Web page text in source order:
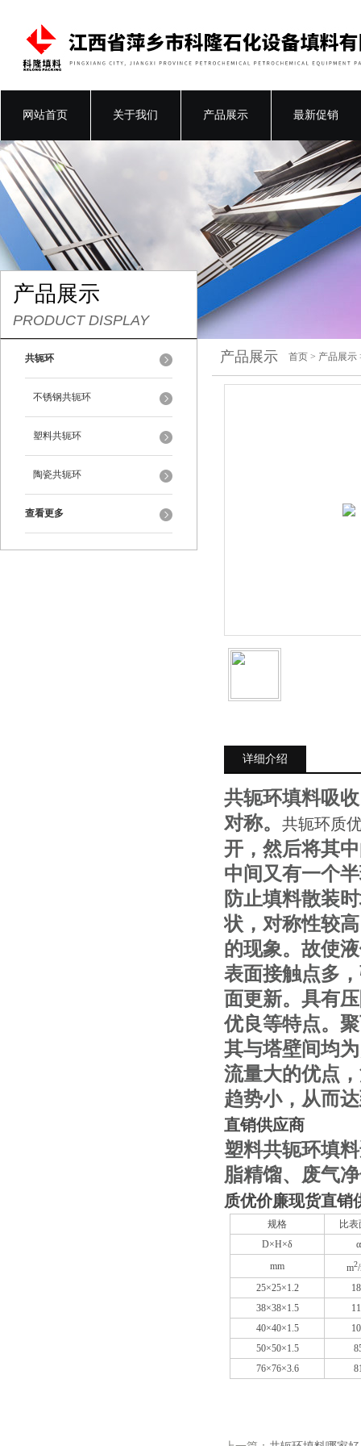
网站首页 关于我们 产品展示 最新促销
产品展示
PRODUCT DISPLAY
共轭环
不锈钢共轭环
塑料共轭环
陶瓷共轭环
查看更多
产品展示 首页 > 产品展示
详细介绍
共轭环填料吸
对称。 共轭环质
开，然后将其
中间又有一个
防止填料散装
状，对称性较
的现象。故使
表面接触点多
面更新。具有
优良等特点。
其与塔壁间均
流量大的优点
趋势小，从而
直销供应商
塑料共轭环填
脂精馏、废气
质优价廉现货直销
规格
比
D×H×δ
α
mm
m2
25×25×1.2
38×38×1.5
40×40×1.5
50×50×1.5
76×76×3.6